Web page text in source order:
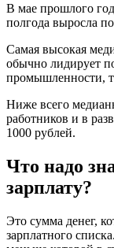
В мае прошлого
полгода выросла
Самая высокая
обычно лидирует
промышленности,
Ниже всего
работников и в
1000 рублей.
Что надо
зарплату?
Это сумма денег,
зарплатного